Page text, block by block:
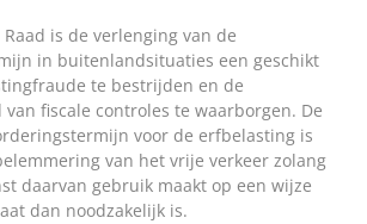
Raad is de verlenging van de
in buitenlandsituaties een geschikt
te bestrijden en de
fiscale controles te waarborgen. De
voor de erfbelasting is
van het vrije verkeer zolang
daarvan gebruik maakt op een wijze
dan noodzakelijk is.